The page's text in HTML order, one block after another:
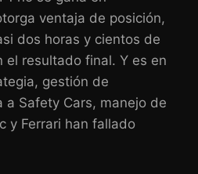
ventaja de posición,
dos horas y cientos de
el resultado final. Y es en
gestión de
a Safety Cars, manejo de
y Ferrari han fallado